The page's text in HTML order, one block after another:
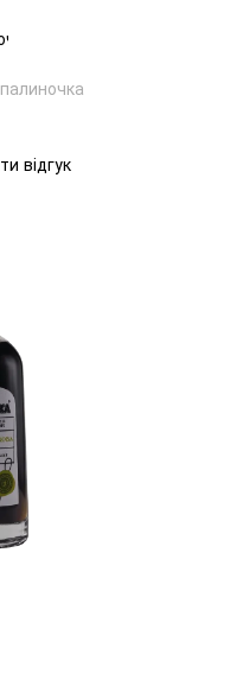
відгук